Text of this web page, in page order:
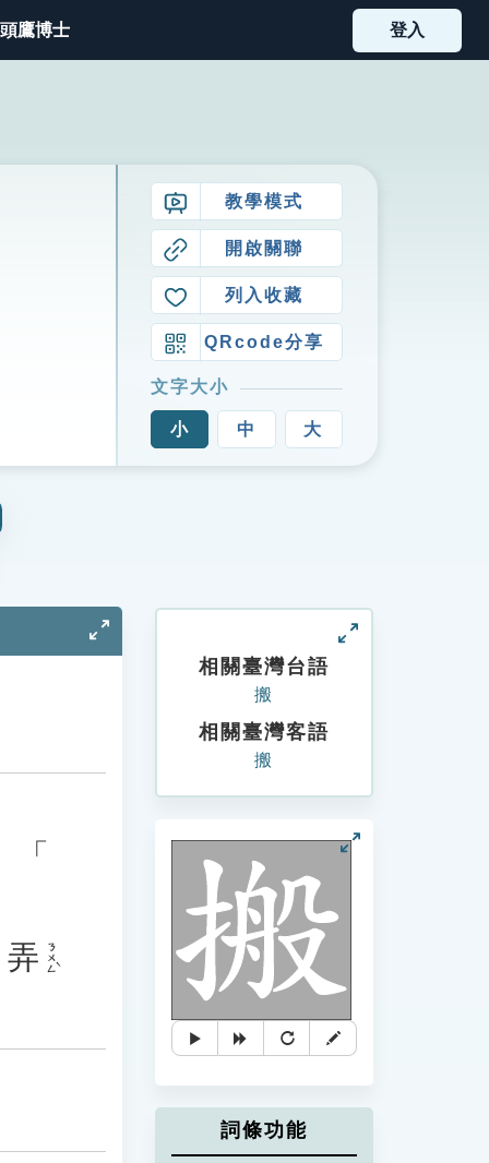
鷹博士 登入
教學模式
開啟關聯
列入收藏
QRcode分享
文字大小
小 中 大
「
弄 ㄋㄨㄥˋ
相關臺灣台語
搬
相關臺灣客語
搬
詞條功能